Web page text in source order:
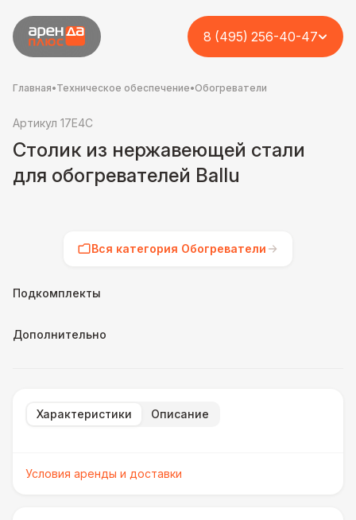
8 (495) 256-40-47
Главная•Техническое обеспечение•Обогреватели
Артикул 17E4C
Столик из нержавеющей стали
для обогревателей Ballu
Вся категория Обогреватели
Подкомплекты
Дополнительно
Характеристики Описание
Условия аренды и доставки